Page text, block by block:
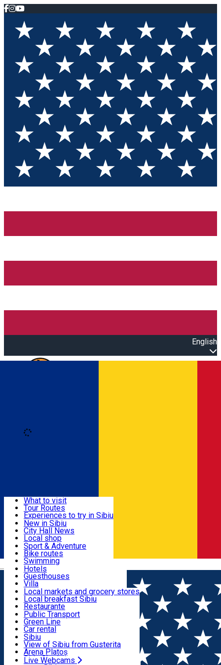
English
Română
Useful info
Activities & Adventure
Accommodation
Food, Drinks & Nightlife
Transport & Parking
Live Webcams
What to visit
Tour Routes
Experiences to try in Sibiu
Podcast
Culture
Museums
Churches
Parks, Zoo
County of Sibiu
New in Sibiu
City Hall News
Local shop
Sibiu artisans
Sibiul Verde
Public services
Education
How do I get to Sibiu
Tourist Info
Tour Guides
Guided tours
Publicații locale
Beauty salons
Sport & Adventure
Bike routes
Swimming
Riding
Indoor activities
Loc de joacă indoor
Loc de joacă outdoor
Ski
Ice skating
Yoga
Hotels
Guesthouses
Villa
Hostels
Motel
Camping
Renting rooms
Rooms for rent
Accommodation outside Sibiu
Local markets and grocery stores
Local breakfast Sibiu
Restaurante
Pizza
Fast Food
Coffee
Sweets
Pub, Bar
Night clubs
Bakeries
Public Transport
Green Line
Car rental
Rent a bike
Scooter rentals
Taxi
Ride Sharing
Sibiu
View of Sibiu from Gusterita
Arena Platoș
Live Webcams